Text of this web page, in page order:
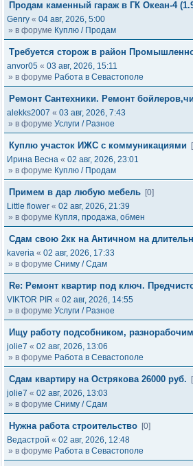
Продам каменный гараж в ГК Океан-4
Genry « 04 авг, 2026, 5:00
» в форуме Куплю / Продам
Требуется сторож в район
anvor05 « 03 авг, 2026, 15:11
» в форуме Работа в Севастополе
Ремонт Сантехники. Ремонт
alekks2007 « 03 авг, 2026, 7:43
» в форуме Услуги / Разное
Куплю участок ИЖС с коммуникациями
Ирина Весна « 02 авг, 2026, 23:01
» в форуме Куплю / Продам
Примем в дар любую мебель [0]
Little flower « 02 авг, 2026, 21:39
» в форуме Купля, продажа, обмен
Сдам свою 2кк на Античном на
kaveria « 02 авг, 2026, 17:33
» в форуме Сниму / Сдам
Re: Ремонт квартир под ключ.
VIKTOR PIR « 02 авг, 2026, 14:55
» в форуме Услуги / Разное
Ищу работу подсобником, разнорабочим
jolie7 « 02 авг, 2026, 13:06
» в форуме Работа в Севастополе
Сдам квартиру на Острякова 26000 руб.
jolie7 « 02 авг, 2026, 13:03
» в форуме Сниму / Сдам
Нужна работа строительство [0]
Ведастрой « 02 авг, 2026, 12:48
» в форуме Работа в Севастополе